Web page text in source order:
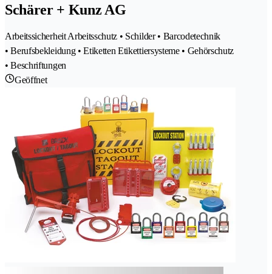
Schärer + Kunz AG
Arbeitssicherheit Arbeitsschutz • Schilder • Barcodetechnik
• Berufsbekleidung • Etiketten Etikettiersysteme • Gehörschutz
• Beschriftungen
Geöffnet